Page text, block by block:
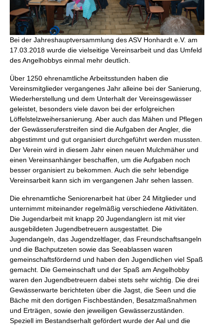
Bei der Jahreshauptversammlung des ASV Honhardt e.V. am
17.03.2018 wurde die vielseitige Vereinsarbeit und das Umfeld
des Angelhobbys einmal mehr deutlich.
Über 1250 ehrenamtliche Arbeitsstunden haben die
Vereinsmitglieder vergangenes Jahr alleine bei der Sanierung,
Wiederherstellung und dem Unterhalt der Vereinsgewässer
geleistet, besonders viele davon bei der erfolgreichen
Löffelstelzweihersanierung. Aber auch das Mähen und Pflegen
der Gewässeruferstreifen sind die Aufgaben der Angler, die
abgestimmt und gut organisiert durchgeführt werden mussten.
Der Verein wird in diesem Jahr einen neuen Mulchmäher und
einen Vereinsanhänger beschaffen, um die Aufgaben noch
besser organisiert zu bekommen. Auch die sehr lebendige
Vereinsarbeit kann sich im vergangenen Jahr sehen lassen.
Die ehrenamtliche Seniorenarbeit hat über 24 Mitglieder und
unternimmt miteinander regelmäßig verschiedene Aktivitäten.
Die Jugendarbeit mit knapp 20 Jugendanglern ist mit vier
ausgebildeten Jugendbetreuern ausgestattet. Die
Jugendangeln, das Jugendzeltlager, das Freundschaftsangeln
und die Bachputzeten sowie das Seeablassen waren
gemeinschaftsfördernd und haben den Jugendlichen viel Spaß
gemacht. Die Gemeinschaft und der Spaß am Angelhobby
waren den Jugendbetreuern dabei stets sehr wichtig. Die drei
Gewässerwarte berichteten über die Jagst, die Seen und die
Bäche mit den dortigen Fischbeständen, Besatzmaßnahmen
und Erträgen, sowie den jeweiligen Gewässerzuständen.
Speziell im Bestandserhalt gefördert wurde der Aal und die